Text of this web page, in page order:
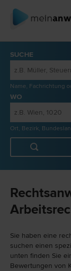
SUCHE
Name, Fachrichtung
WO
Ort, Bezirk,
Sie haben eine
suchen einen
unten finden Sie
Bewertungen von